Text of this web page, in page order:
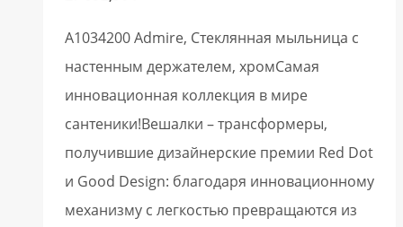
A1034200 Admire, Стеклянная мыльница с
настенным держателем, хромСамая
инновационная коллекция в мире
сантеники!Вешалки – трансформеры,
получившие дизайнерские премии Red Dot
и Good Design: благодаря инновационному
механизму с легкостью превращаются из